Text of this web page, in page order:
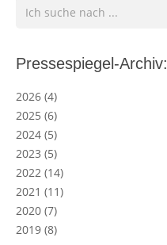
Pressespiegel-Archiv:
2026 (4)
2025 (6)
2024 (5)
2023 (5)
2022 (14)
2021 (11)
2020 (7)
2019 (8)